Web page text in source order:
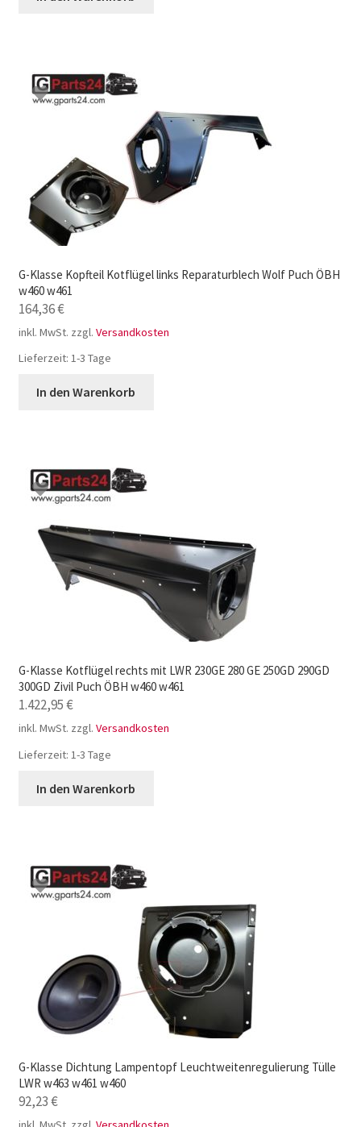
G-Klasse Kopfteil Kotflügel links Reparaturblech Wolf Puch ÖBH
w460 w461
164,36€
inkl. MwSt. zzgl. Versandkosten
Lieferzeit: 1-3 Tage
In den Warenkorb
G-Klasse Kotflügel rechts mit LWR 230GE 280 GE 250GD 290GD
300GD Zivil Puch ÖBH w460 w461
1.422,95€
inkl. MwSt. zzgl. Versandkosten
Lieferzeit: 1-3 Tage
In den Warenkorb
G-Klasse Dichtung Lampentopf Leuchtweitenregulierung Tülle
LWR w463 w461 w460
92,23€